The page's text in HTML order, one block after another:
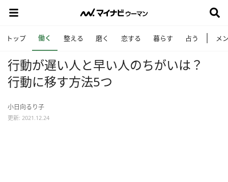
トップ 働く 整える 磨く 恋する 暮らす 占う メ
行動が遅い人と早い人のちがいは？
行動に移す方法5つ
小日向るり子
更新: 2021.12.24